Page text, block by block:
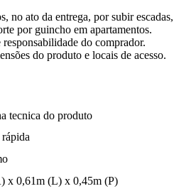
no ato da entrega, por subir escadas,
por guincho em apartamentos.
responsabilidade do comprador.
do produto e locais de acesso.
tecnica do produto
x 0,61m (L) x 0,45m (P)